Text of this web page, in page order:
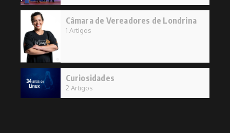
Câmara de Vereadores de Londrina
1 Artigos
Curiosidades
2 Artigos